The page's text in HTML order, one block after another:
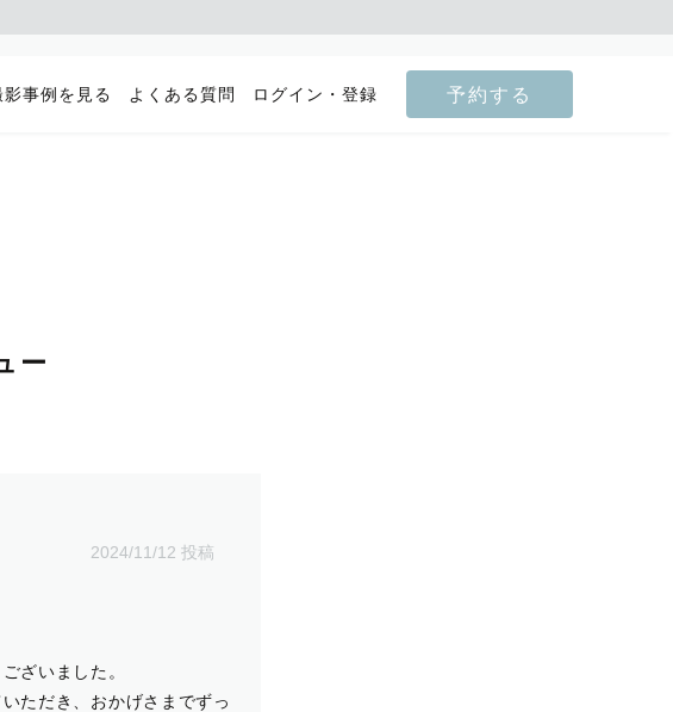
影事例を見る よくある質問 ログイン・登録 予約する
ー
2024/11/12 投稿
ざいました。
ただき、おかげさまでずっ